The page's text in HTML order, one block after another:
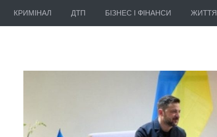
КРИМІНАЛ ДТП БІЗНЕС І ФІНАНСИ ЖИТТЯ